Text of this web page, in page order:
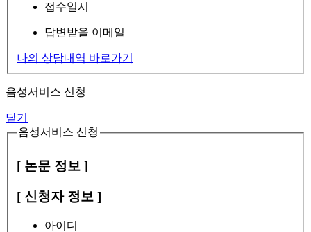
접수일시
답변받을 이메일
나의 상담내역 바로가기
음성서비스 신청
닫기
음성서비스 신청
[ 논문 정보 ]
[ 신청자 정보 ]
아이디